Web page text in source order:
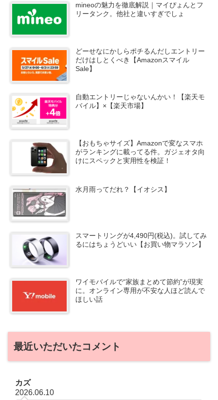
mineoの魅力を徹底解説｜マイぴょんとフ
リータンク。他社と違いすぎでしょ
どーせなにかしらポチるんだしエントリー
だけはしとくべき【Amazonスマイル
Sale】
自動エントリーじゃないんかい！【楽天モ
バイル】×【楽天市場】
【おもちゃサイズ】Amazonで変なスマホ
がランキングに載ってる件。ガジェオタ向
けにスペックと実用性を検証！
水月雨ってだれ？【イオシス】
スマートリングが4,490円(税込)。試してみ
るにはちょうどいい【お買い物マラソン】
ワイモバイルで“家族まとめて節約”が現実
に。オンライン専用が不安な人ほど読んで
ほしい話
最近いただいたコメント
カズ
2026.06.10